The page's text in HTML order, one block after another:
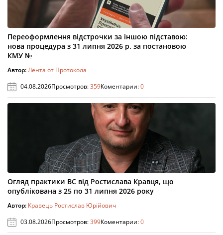
Переоформлення відстрочки за іншою підставою:
нова процедура з 31 липня 2026 р. за постановою
КМУ №
Автор:Лента от Протокола
04.08.2026Просмотров:359Коментарии:0
Огляд практики ВС від Ростислава Кравця, що
опублікована з 25 по 31 липня 2026 року
Автор: Кравець Ростислав Юрійович
03.08.2026Просмотров:399Коментарии:0